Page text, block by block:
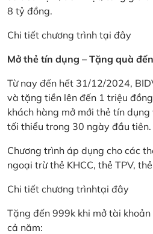
8 tỷ đồng.
Chi tiết chương trình tại đây
Mở thẻ tín dụng – Tặng quà
Từ nay đến hết 31/12/2024,
và tặng tiền lên đến 1 triệu
khách hàng mở mới thẻ tín
tối thiểu trong 30 ngày đầu tiên.
Chương trình áp dụng cho các
ngoại trừ thẻ KHCC, thẻ TPV,
Chi tiết chương trìnhtại đây
Tặng đến 999k khi mở tài khoản
cả năm: